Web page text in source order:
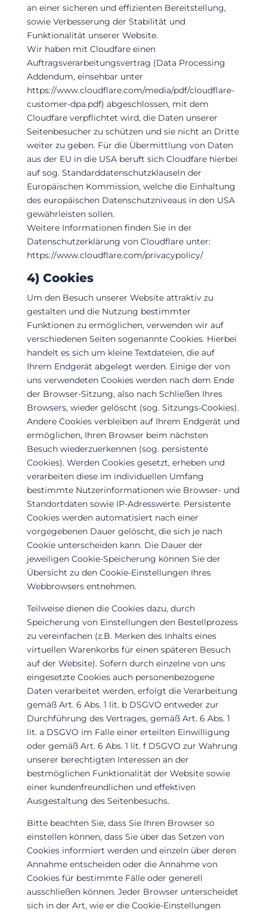
an einer sicheren und effizienten Bereitstellung,
sowie Verbesserung der Stabilität und
Funktionalität unserer Website.
Wir haben mit Cloudfare einen
Auftragsverarbeitungsvertrag (Data Processing
Addendum, einsehbar unter
https://www.cloudflare.com/media/pdf/cloudflare-
customer-dpa.pdf) abgeschlossen, mit dem
Cloudfare verpflichtet wird, die Daten unserer
Seitenbesucher zu schützen und sie nicht an Dritte
weiter zu geben. Für die Übermittlung von Daten
aus der EU in die USA beruft sich Cloudfare hierbei
auf sog. Standarddatenschutzklauseln der
Europäischen Kommission, welche die Einhaltung
des europäischen Datenschutzniveaus in den USA
gewährleisten sollen.
Weitere Informationen finden Sie in der
Datenschutzerklärung von Cloudflare unter:
https://www.cloudflare.com/privacypolicy/
4) Cookies
Um den Besuch unserer Website attraktiv zu
gestalten und die Nutzung bestimmter
Funktionen zu ermöglichen, verwenden wir auf
verschiedenen Seiten sogenannte Cookies. Hierbei
handelt es sich um kleine Textdateien, die auf
Ihrem Endgerät abgelegt werden. Einige der von
uns verwendeten Cookies werden nach dem Ende
der Browser-Sitzung, also nach Schließen Ihres
Browsers, wieder gelöscht (sog. Sitzungs-Cookies).
Andere Cookies verbleiben auf Ihrem Endgerät und
ermöglichen, Ihren Browser beim nächsten
Besuch wiederzuerkennen (sog. persistente
Cookies). Werden Cookies gesetzt, erheben und
verarbeiten diese im individuellen Umfang
bestimmte Nutzerinformationen wie Browser- und
Standortdaten sowie IP-Adresswerte. Persistente
Cookies werden automatisiert nach einer
vorgegebenen Dauer gelöscht, die sich je nach
Cookie unterscheiden kann. Die Dauer der
jeweiligen Cookie-Speicherung können Sie der
Übersicht zu den Cookie-Einstellungen Ihres
Webbrowsers entnehmen.
Teilweise dienen die Cookies dazu, durch
Speicherung von Einstellungen den Bestellprozess
zu vereinfachen (z.B. Merken des Inhalts eines
virtuellen Warenkorbs für einen späteren Besuch
auf der Website). Sofern durch einzelne von uns
eingesetzte Cookies auch personenbezogene
Daten verarbeitet werden, erfolgt die Verarbeitung
gemäß Art. 6 Abs. 1 lit. b DSGVO entweder zur
Durchführung des Vertrages, gemäß Art. 6 Abs. 1
lit. a DSGVO im Falle einer erteilten Einwilligung
oder gemäß Art. 6 Abs. 1 lit. f DSGVO zur Wahrung
unserer berechtigten Interessen an der
bestmöglichen Funktionalität der Website sowie
einer kundenfreundlichen und effektiven
Ausgestaltung des Seitenbesuchs.
Bitte beachten Sie, dass Sie Ihren Browser so
einstellen können, dass Sie über das Setzen von
Cookies informiert werden und einzeln über deren
Annahme entscheiden oder die Annahme von
Cookies für bestimmte Fälle oder generell
ausschließen können. Jeder Browser unterscheidet
sich in der Art, wie er die Cookie-Einstellungen